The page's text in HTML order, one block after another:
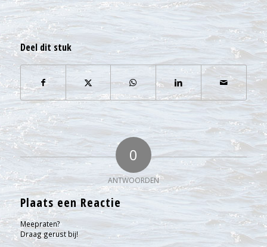
Deel dit stuk
0
ANTWOORDEN
Plaats een Reactie
Meepraten?
Draag gerust bij!